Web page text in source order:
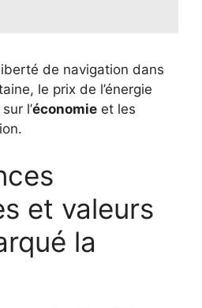
de navigation dans
le prix de l’énergie
l’économie et les
et valeurs
la